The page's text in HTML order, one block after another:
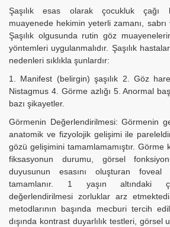
Şaşılık esas olarak çocukluk çağı
muayenede hekimin yeterli zamanı, sabrı
Şaşılık olgusunda rutin göz
yöntemleri uygulanmalıdır. Şaşılık
nedenleri sıklıkla şunlardır:
1. Manifest (belirgin) şaşılık 2. Göz
Nistagmus 4. Görme azlığı 5. Anormal
bazı şikayetler.
Görmenin Değerlendirilmesi: Görmenin
anatomik ve fizyolojik gelişimi ile
gözü gelişimini tamamlamamıştır. Görme
fiksasyonun durumu, görsel
duyusunun esasını oluşturan
tamamlanır. 1 yaşın altındaki
değerlendirilmesi zorluklar arz
metodlarının başında mecburi tercih
dışında kontrast duyarlılık testleri, görsel